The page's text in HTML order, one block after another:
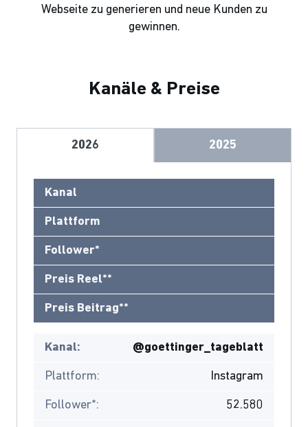
Webseite zu generieren und neue Kunden zu
gewinnen.
Kanäle & Preise
2026 2025
Kanal
Plattform
Follower*
Preis Reel**
Preis Beitrag**
Kanal: @goettinger_tageblatt
Plattform: Instagram
Follower*: 52.580